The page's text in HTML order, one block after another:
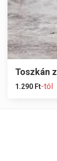
Toszkán
1.290 Ft-tól